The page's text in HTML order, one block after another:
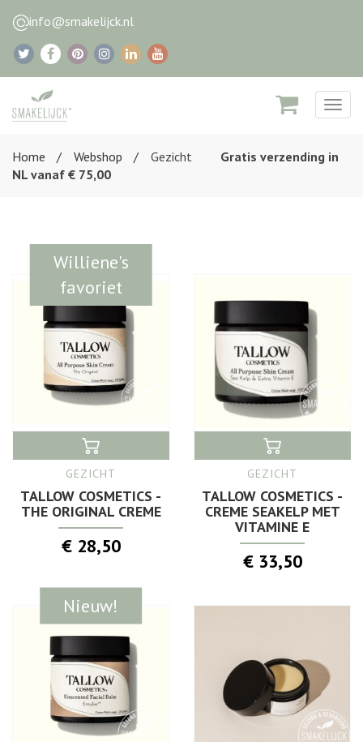
info@smakelijck.nl
Home
Webshop Gezicht
Gratis verzending in
NL vanaf € 75,00
Williene's
favoriet
GEZICHT
TALLOW COSMETICS -
THE ORIGINAL CREME
€ 28,50
GEZICHT
TALLOW COSMETICS -
CREME SEAKELP MET
VITAMINE E
€ 33,50
Nieuw!